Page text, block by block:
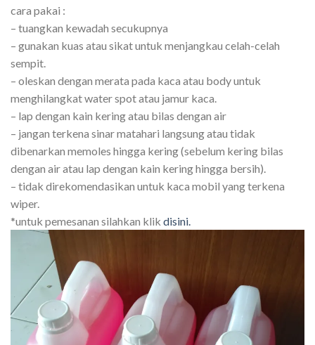
cara pakai :
– tuangkan kewadah secukupnya
– gunakan kuas atau sikat untuk menjangkau celah-celah
sempit.
– oleskan dengan merata pada kaca atau body untuk
menghilangkat water spot atau jamur kaca.
– lap dengan kain kering atau bilas dengan air
– jangan terkena sinar matahari langsung atau tidak
dibenarkan memoles hingga kering (sebelum kering bilas
dengan air atau lap dengan kain kering hingga bersih).
– tidak direkomendasikan untuk kaca mobil yang terkena
wiper.
*untuk pemesanan silahkan klik disini.